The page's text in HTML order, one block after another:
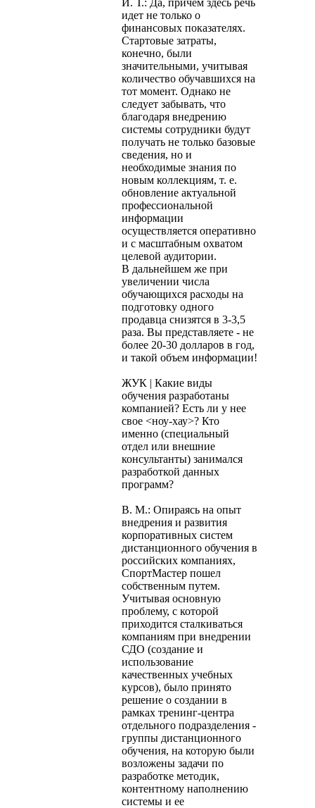
идет не только о
финансовых показателях.
Стартовые затраты,
конечно, были
значительными, учитывая
количество обучавшихся на
тот момент. Однако не
следует забывать, что
благодаря внедрению
системы сотрудники будут
получать не только базовые
сведения, но и
необходимые знания по
новым коллекциям, т. е.
обновление актуальной
профессиональной
информации
осуществляется оперативно
и с масштабным охватом
целевой аудитории.
В дальнейшем же при
увеличении числа
обучающихся расходы на
подготовку одного
продавца снизятся в 3-3,5
раза. Вы представляете - не
более 20-30 долларов в год,
и такой объем информации!
ЖУК | Какие виды
обучения разработаны
компанией? Есть ли у нее
свое <ноу-хау>? Кто
именно (специальный
отдел или внешние
консультанты) занимался
разработкой данных
программ?
В. М.: Опираясь на опыт
внедрения и развития
корпоративных систем
дистанционного обучения в
российских компаниях,
СпортМастер пошел
собственным путем.
Учитывая основную
проблему, с которой
приходится сталкиваться
компаниям при внедрении
СДО (создание и
использование
качественных учебных
курсов), было принято
решение о создании в
рамках тренинг-центра
отдельного подразделения -
группы дистанционного
обучения, на которую были
возложены задачи по
разработке методик,
контентному наполнению
системы и ее